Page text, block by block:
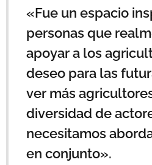
«Fue un espacio
personas que
apoyar a los
deseo para las
ver más
diversidad de
necesitamos
en conjunto».